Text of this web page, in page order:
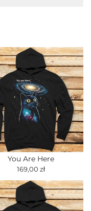
You Are Here
169,00 zł